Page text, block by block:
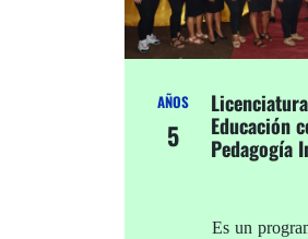
AÑOS
5
Educación
Pedagogía
Es un